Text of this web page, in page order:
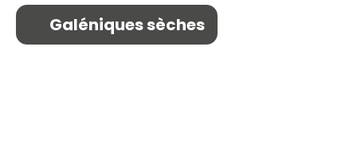
Galéniques sèches